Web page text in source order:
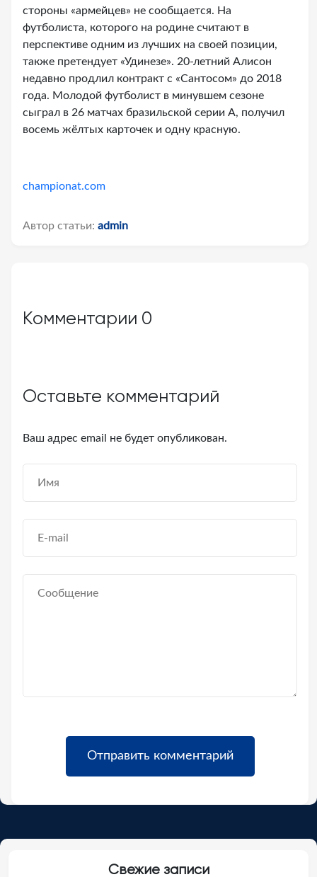
стороны «армейцев» не сообщается. На
футболиста, которого на родине считают в
перспективе одним из лучших на своей позиции,
также претендует «Удинезе». 20-летний Алисон
недавно продлил контракт с «Сантосом» до 2018
года. Молодой футболист в минувшем сезоне
сыграл в 26 матчах бразильской серии A, получил
восемь жёлтых карточек и одну красную.
championat.com
Автор статьи: admin
Комментарии 0
Оставьте комментарий
Ваш адрес email не будет опубликован.
Свежие записи